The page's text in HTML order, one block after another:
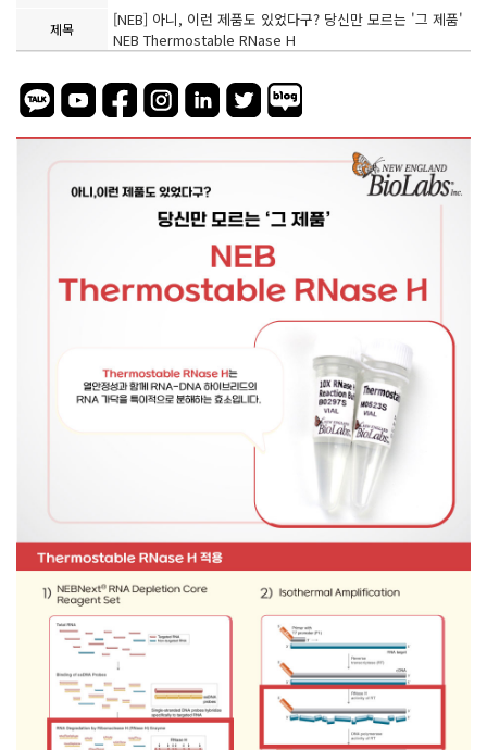
제목
[NEB] 아니, 이런 제품도 있었다구? 당신만 모르는 '그 제품'
NEB Thermostable RNase H